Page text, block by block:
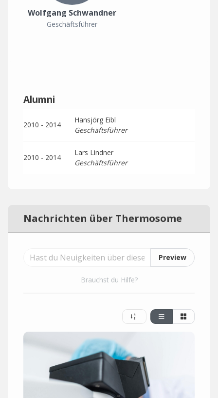
Wolfgang Schwandner
Geschäftsführer
Alumni
2010 - 2014
Hansjörg Eibl
Geschäftsführer
2010 - 2014
Lars Lindner
Geschäftsführer
Nachrichten über Thermosome
Preview
Brauchst du Hilfe?